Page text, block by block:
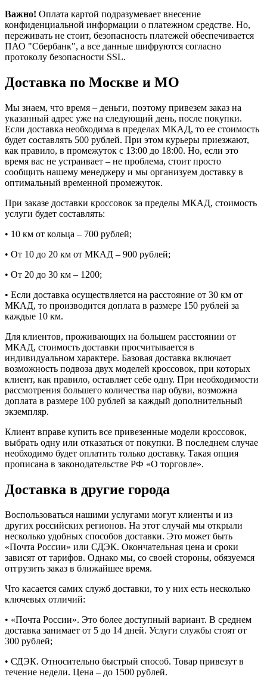
Важно! Оплата картой подразумевает внесение
конфиденциальной информации о платежном средстве. Но,
переживать не стоит, безопасность платежей обеспечивается
ПАО "Сбербанк", а все данные шифруются согласно
протоколу безопасности SSL.
Доставка по Москве и МО
Мы знаем, что время – деньги, поэтому привезем заказ на
указанный адрес уже на следующий день, после покупки.
Если доставка необходима в пределах МКАД, то ее стоимость
будет составлять 500 рублей. При этом курьеры приезжают,
как правило, в промежуток с 13:00 до 18:00. Но, если это
время вас не устраивает – не проблема, стоит просто
сообщить нашему менеджеру и мы организуем доставку в
оптимальный временной промежуток.
При заказе доставки кроссовок за пределы МКАД, стоимость
услуги будет составлять:
• 10 км от кольца – 700 рублей;
• От 10 до 20 км от МКАД – 900 рублей;
• От 20 до 30 км – 1200;
• Если доставка осуществляется на расстояние от 30 км от
МКАД, то производится доплата в размере 150 рублей за
каждые 10 км.
Для клиентов, проживающих на большем расстоянии от
МКАД, стоимость доставки просчитывается в
индивидуальном характере. Базовая доставка включает
возможность подвоза двух моделей кроссовок, при которых
клиент, как правило, оставляет себе одну. При необходимости
рассмотрения большего количества пар обуви, возможна
доплата в размере 100 рублей за каждый дополнительный
экземпляр.
Клиент вправе купить все привезенные модели кроссовок,
выбрать одну или отказаться от покупки. В последнем случае
необходимо будет оплатить только доставку. Такая опция
прописана в законодательстве РФ «О торговле».
Доставка в другие города
Воспользоваться нашими услугами могут клиенты и из
других российских регионов. На этот случай мы открыли
несколько удобных способов доставки. Это может быть
«Почта России» или СДЭК. Окончательная цена и сроки
зависят от тарифов. Однако мы, со своей стороны, обязуемся
отгрузить заказ в ближайшее время.
Что касается самих служб доставки, то у них есть несколько
ключевых отличий:
• «Почта России». Это более доступный вариант. В среднем
доставка занимает от 5 до 14 дней. Услуги службы стоят от
300 рублей;
• СДЭК. Относительно быстрый способ. Товар привезут в
течение недели. Цена – до 1500 рублей.